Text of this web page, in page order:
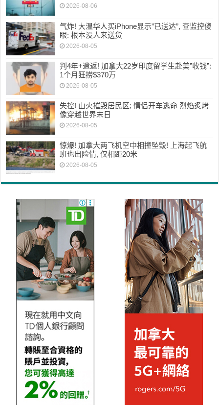
2026-08-06
气炸! 大温华人买iPhone显示”已送达”, 查监控傻
眼: 根本没人来送货
2026-08-05
判4年+遣返! 加拿大22岁印度留学生赴美”收钱”:
1个月狂捞$370万
2026-08-05
失控! 山火摧毁居民区; 情侣开车逃命 烈焰炙烤
像穿越世界末日
2026-08-05
惊爆! 加拿大两飞机空中相撞坠毁! 上海起飞航
班也出险情, 仅相距20米
2026-08-05